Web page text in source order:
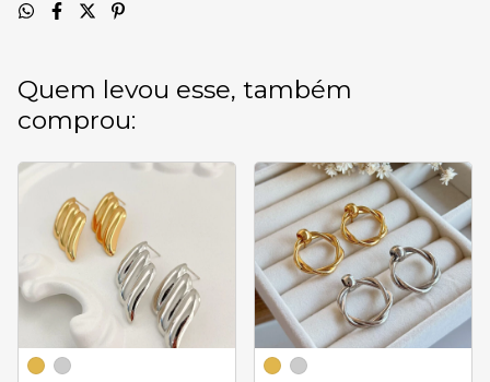
Quem levou esse, também
comprou: